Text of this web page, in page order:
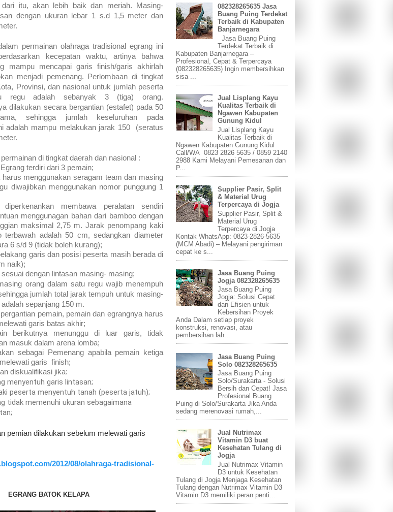
dari itu, akan lebih baik dan meriah. Masing-
dengan ukuran lebar 1 s.d 1,5 meter dan
permainan olahraga tradisional egrang ini
kecepatan waktu, artinya bahwa
mampu mencapai garis finish/garis akhirlah
menjadi pemenang. Perlombaan di tingkat
Provinsi, dan nasional untuk jumlah peserta
regu adalah sebanyak 3 (tiga) orang.
dilakukan secara bergantian (estafet) pada 50
sehingga jumlah keseluruhan pada
adalah mampu melakukan jarak 150 (seratus
di tingkat daerah dan nasional :
terdiri dari 3 pemain;
harus menggunakan seragam team dan masing
diwajibkan menggunakan nomor punggung 1
diperkenankan membawa peralatan sendiri
menggunagan bahan dari bamboo dengan
maksimal 2,75 m. Jarak penompang kaki
terbawah adalah 50 cm, sedangkan diameter
6 s/d 9 (tidak boleh kurang);
garis dan posisi peserta masih berada di
naik);
sesuai dengan lintasan masing- masing;
orang dalam satu regu wajib menempuh
jumlah total jarak tempuh untuk masing-
sepanjang 150 m.
pemain, pemain dan egrangnya harus
garis batas akhir;
berikutnya menunggu di luar garis, tidak
masuk dalam arena lomba;
sebagai Pemenang apabila pemain ketiga
garis finish;
diskualifikasi jika:
menyentuh garis lintasan;
peserta menyentuh tanah (peserta jatuh);
tidak memenuhi ukuran sebagaimana
pemian dilakukan sebelum melewati garis
2012/08/olahraga-tradisional-
EGRANG BATOK KELAPA
082328265635 Jasa
Buang Puing Terdekat
Terbaik di Kabupaten
Banjarnegara
Jasa Buang Puing
Terdekat Terbaik di
Kabupaten Banjarnegara –
Profesional, Cepat & Terpercaya
(082328265635) Ingin membersihkan
sisa ...
Jual Lisplang Kayu
Kualitas Terbaik di
Ngawen Kabupaten
Gunung Kidul
Jual Lisplang Kayu
Kualitas Terbaik di
Ngawen Kabupaten Gunung Kidul
Call/WA 0823 2826 5635 / 0859 2140
2988 Kami Melayani Pemesanan dan
P...
Supplier Pasir, Split
& Material Urug
Terpercaya di Jogja
Supplier Pasir, Split &
Material Urug
Terpercaya di Jogja
Kontak WhatsApp: 0823-2826-5635
(MCM Abadi) – Melayani pengiriman
cepat ke s...
Jasa Buang Puing
Jogja 082328265635
Jasa Buang Puing
Jogja: Solusi Cepat
dan Efisien untuk
Kebersihan Proyek
Anda Dalam setiap proyek
konstruksi, renovasi, atau
pembersihan lah...
Jasa Buang Puing
Solo 082328265635
Jasa Buang Puing
Solo/Surakarta - Solusi
Bersih dan Cepat! Jasa
Profesional Buang
Puing di Solo/Surakarta Jika Anda
sedang merenovasi rumah,...
Jual Nutrimax
Vitamin D3 buat
Kesehatan Tulang di
Jogja
Jual Nutrimax Vitamin
D3 untuk Kesehatan
Tulang di Jogja Menjaga Kesehatan
Tulang dengan Nutrimax Vitamin D3
Vitamin D3 memiliki peran penti...